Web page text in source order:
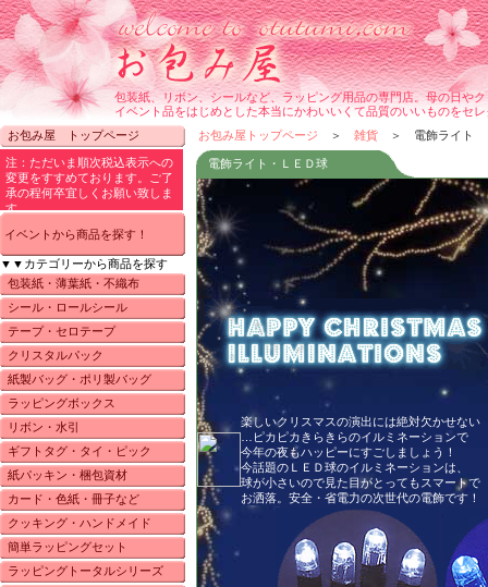
包装紙、リボン、シールなど、ラッピング用品の専門店。母の日や
イベント品をはじめとした本当にかわいいくて品質のいいものをセ
お包み屋 トップページ
イベントから商品を探す！
▼▼カテゴリーから商品を探す
包装紙・薄葉紙・不織布
シール・ロールシール
テープ・セロテープ
クリスタルパック
紙製バッグ・ポリ製バッグ
ラッピングボックス
リボン・水引
ギフトタグ・タイ・ピック
紙パッキン・梱包資材
カード・色紙・冊子など
クッキング・ハンドメイド
簡単ラッピングセット
ラッピングトータルシリーズ
お包み屋トップページ ＞ 雑貨 ＞ 電飾ライト
電飾ライト・ＬＥＤ球
楽しいクリスマスの演出には絶対欠かせない
…ピカピカきらきらのイルミネーションで
今年の夜もハッピーにすごしましょう！
今話題のＬＥＤ球のイルミネーションは、
球が小さいので見た目がとってもスマートで
お洒落。安全・省電力の次世代の電飾です！